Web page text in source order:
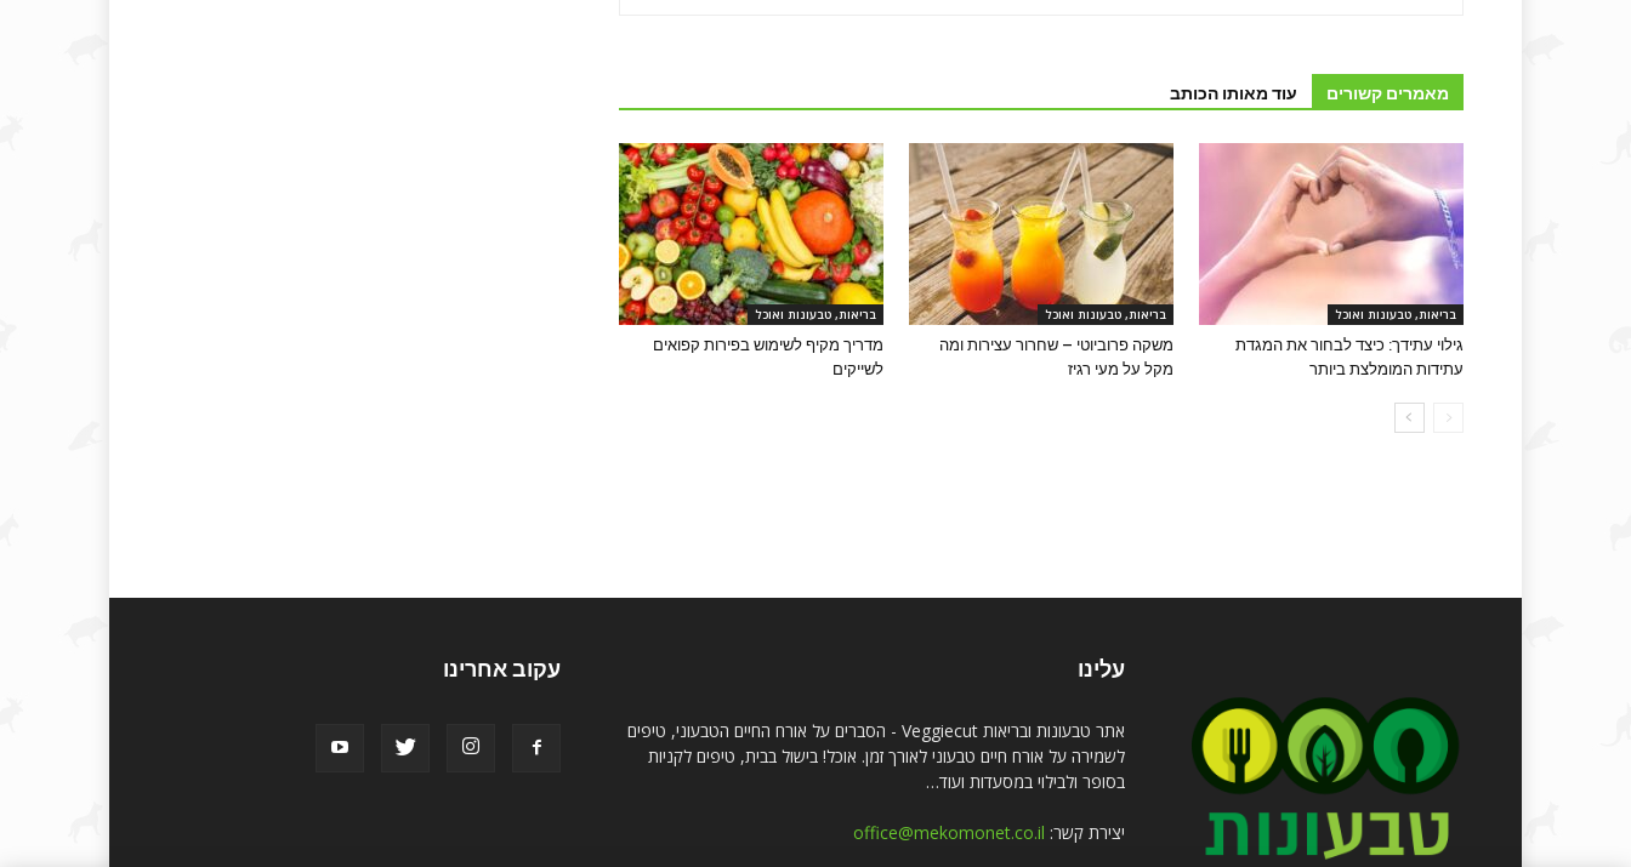
מאמרים קשורים עוד מאותו הכותב
בריאות, טבעונות ואוכל
גילוי עתידך: כיצד לבחור את המגדת
עתידות המומלצת ביותר
בריאות, טבעונות ואוכל
משקה פרוביוטי – שחרור עצירות ומה
מקל על מעי רגיז
בריאות, טבעונות ואוכל
מדריך מקיף לשימוש בפירות קפואים
לשייקים
עלינו
אתר טבעונות ובריאות Veggiecut - הסברים על אורח החיים הטבעוני, טיפים
לשמירה על אורח חיים טבעוני לאורך זמן. אוכל! בישול בבית, טיפים לקניות
בסופר ולבילוי במסעדות ועוד…
יצירת קשר: office@mekomonet.co.il
עקוב אחרינו